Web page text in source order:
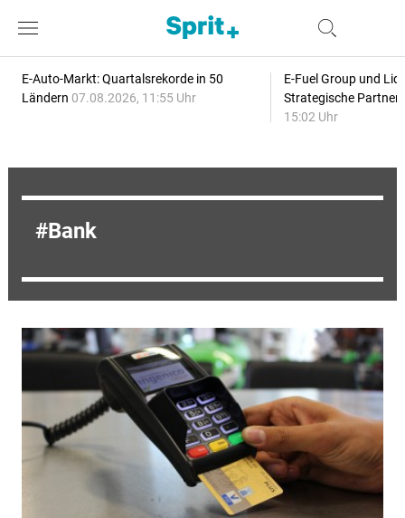
E-Auto-Markt: Quartalsrekorde in 50
Ländern 07.08.2026, 11:55 Uhr
E-Fuel Group und
Strategische
15:02 Uhr
Bank